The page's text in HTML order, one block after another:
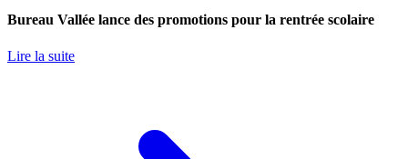
Bureau Vallée lance des promotions pour la rentrée scolaire
Lire la suite